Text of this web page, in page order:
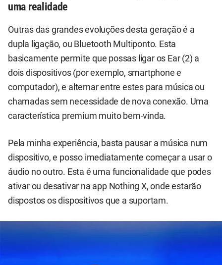
uma realidade
Outras das grandes evoluções desta geração é a
dupla ligação, ou Bluetooth Multiponto. Esta
basicamente permite que possas ligar os Ear (2) a
dois dispositivos (por exemplo, smartphone e
computador), e alternar entre estes para música ou
chamadas sem necessidade de nova conexão. Uma
característica premium muito bem-vinda.
Pela minha experiência, basta pausar a música num
dispositivo, e posso imediatamente começar a usar o
áudio no outro. Esta é uma funcionalidade que podes
ativar ou desativar na app Nothing X, onde estarão
dispostos os dispositivos que a suportam.